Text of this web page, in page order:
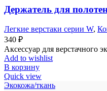
Держатель для
Легкие верстаки серии W,
340 ₽
Аксессуар для верстачного
Add to wishlist
В корзину
Quick view
Экокожа/ткань